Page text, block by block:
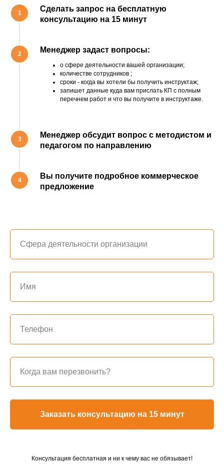
1
Сделать запрос на бесплатную
консультацию на 15 минут
2 Менеджер задаст вопросы:
о сфере деятельности вашей организации;
количестве сотрудников ;
сроки - когда вы хотели бы получить инструктаж;
запишет данные куда вам прислать КП с полным
перечнем работ и что вы получите в инструктаже.
3
Менеджер обсудит вопрос с методистом и
педагогом по направлению
4
Вы получите подробное коммерческое
предложение
Cфера деятельности организации
Имя
Телефон
Когда вам перезвонить?
Заказать консультацию на 15 минут
Консультация бесплатная и ни к чему вас не обязывает!